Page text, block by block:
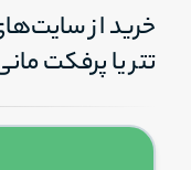
خرید از
تتر یا پرفکت